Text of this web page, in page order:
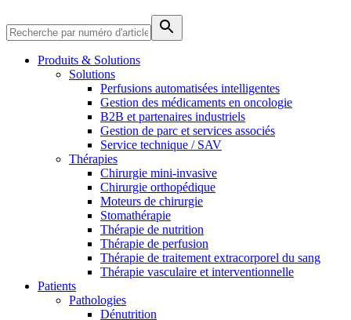
Soins à domicile
Nous coordonnons vos soins médicaux à votre sortie de
Trouvez votre emploi
Découvrez vos opportunités de carrière chez B. Braun.
Produits & Solutions
Solutions
Perfusions automatisées intelligentes
Gestion des médicaments en oncologie
B2B et partenaires industriels
Gestion de parc et services associés
Service technique / SAV
Thérapies
Chirurgie mini-invasive
Chirurgie orthopédique
Moteurs de chirurgie
Stomathérapie
Thérapie de nutrition
Thérapie de perfusion
Thérapie de traitement extracorporel du sang
Thérapie vasculaire et interventionnelle
Patients
Pathologies
Dénutrition